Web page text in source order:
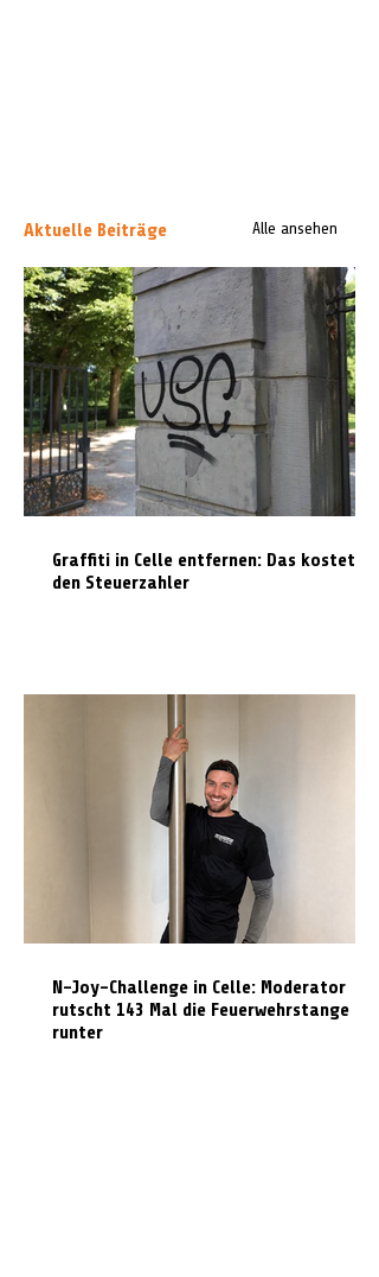
Aktuelle Beiträge Alle ansehen
Graffiti in Celle entfernen: Das kostet es
den Steuerzahler
N-Joy-Challenge in Celle: Moderator
rutscht 143 Mal die Feuerwehrstange
runter